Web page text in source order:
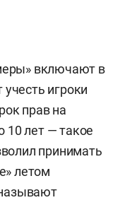
включают в
игроки
прав на
10 лет — такое
принимать
летом